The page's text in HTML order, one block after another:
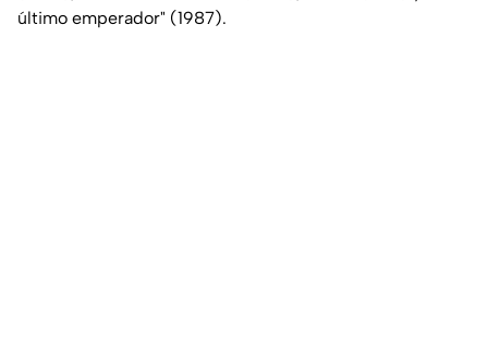
último emperador" (1987).